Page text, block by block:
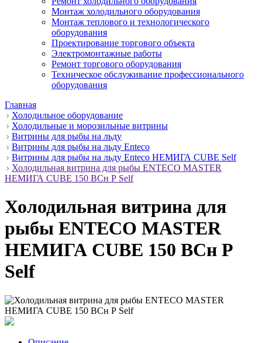
Монтаж холодильного оборудования
Монтаж теплового и технологического
оборудования
Проектирование торгового объекта
Электромонтажные работы
Ремонт торгового оборудования
Техническое обслуживание профессионального
оборудования
Главная
Холодильное оборудование
Холодильные и морозильные витрины
Витрины для рыбы на льду
Витрины для рыбы на льду Enteco
Витрины для рыбы на льду Enteco НЕМИГА CUBE Self
Холодильная витрина для рыбы ENTECO MASTER
НЕМИГА CUBE 150 ВСн Р Self
Холодильная витрина для
рыбы ENTECO MASTER
НЕМИГА CUBE 150 ВСн Р
Self